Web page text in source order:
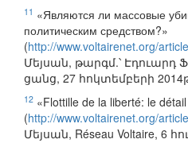
11 «Являются ли массовые
политическим средством?»
(http://www.voltairenet.org/
Մեյսան, թարգմ.՝ Էդուարդ
ցանց, 27 հոկտեմբերի
12 «Flottille de la liberté: le
(http://www.voltairenet.org/
Մեյսան, Réseau Voltaire, 6